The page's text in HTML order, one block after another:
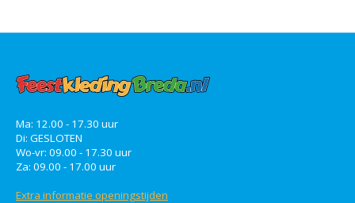
Ma: 12.00 - 17.30 uur
Di: GESLOTEN
Wo-vr: 09.00 - 17.30 uur
Za: 09.00 - 17.00 uur
Extra informatie openingstijden